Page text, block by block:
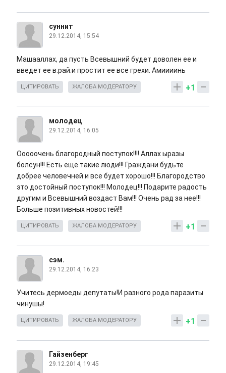
суннит
29.12.2014, 15:54
Машааллах, да пусть Всевышний будет доволен ее и
введет ее в.рай.и простит ее все грехи. Амиииинь
+1
ЦИТИРОВАТЬ ЖАЛОБА МОДЕРАТОРУ
молодец
29.12.2014, 16:05
Ооооочень благородный поступок!!!! Аллах ыразы
болсун!!! Есть еще такие люди!!! Граждани будьте
добрее человечней и все будет хорошо!!! Благородство
это достойный поступок!!! Молодец!!! Подарите радость
другим и Всевышний воздаст Вам!!! Очень рад за нее!!!
Больше позитивных новостей!!!
+1
ЦИТИРОВАТЬ ЖАЛОБА МОДЕРАТОРУ
сэм.
29.12.2014, 16:23
Учитесь дермоеды депутаты!И разного рода паразиты
чинушы!
+1
ЦИТИРОВАТЬ ЖАЛОБА МОДЕРАТОРУ
Гайзенберг
29.12.2014, 19:45